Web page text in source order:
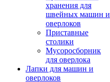
хранения для
швейных машин и
оверлоков
Приставные
столики
Мусоросборник
для оверлока
Лапки для машин и
оверлоков